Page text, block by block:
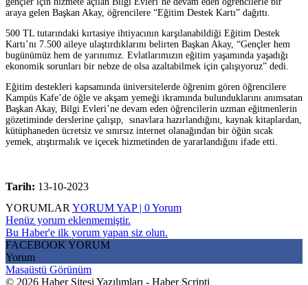
araya gelen Başkan Akay, öğrencilere “Eğitim Destek Kartı” dağıttı.
500 TL tutarındaki kırtasiye ihtiyacının karşılanabildiği Eğitim Destek
Kartı’nı 7.500 aileye ulaştırdıklarını belirten Başkan Akay, “Gençler hem
bugünümüz hem de yarınımız. Evlatlarımızın eğitim yaşamında yaşadığı
ekonomik sorunları bir nebze de olsa azaltabilmek için çalışıyoruz” dedi.
Eğitim destekleri kapsamında üniversitelerde öğrenim gören öğrencilere
Kampüs Kafe’de öğle ve akşam yemeği ikramında bulunduklarını anımsatan
Başkan Akay, Bilgi Evleri’ne devam eden öğrencilerin uzman eğitmenlerin
gözetiminde derslerine çalışıp, sınavlara hazırlandığını, kaynak kitaplardan,
kütüphaneden ücretsiz ve sınırsız internet olanağından bir öğün sıcak
yemek, atıştırmalık ve içecek hizmetinden de yararlandığını ifade etti.
Tarih: 13-10-2023
YORUMLAR YORUM YAP | 0 Yorum
Henüz yorum eklenmemiştir.
Bu Haber'e ilk yorum yapan siz olun.
FACEBOOK YORUM
Yorum
Masaüstü Görünüm
© 2026 Haber Sitesi Yazılımları - Haber Scripti